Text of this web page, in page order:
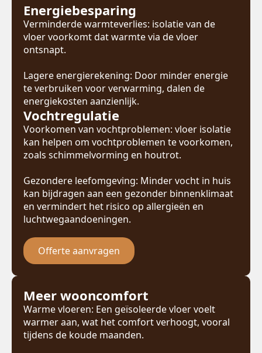
Energiebesparing
Verminderde warmteverlies: isolatie van de
vloer voorkomt dat warmte via de vloer
ontsnapt.
Lagere energierekening: Door minder energie
te verbruiken voor verwarming, dalen de
energiekosten aanzienlijk.
Vochtregulatie
Voorkomen van vochtproblemen: vloer isolatie
kan helpen om vochtproblemen te voorkomen,
zoals schimmelvorming en houtrot.
Gezondere leefomgeving: Minder vocht in huis
kan bijdragen aan een gezonder binnenklimaat
en vermindert het risico op allergieën en
luchtwegaandoeningen.
Offerte aanvragen
Meer wooncomfort
Warme vloeren: Een geïsoleerde vloer voelt
warmer aan, wat het comfort verhoogt, vooral
tijdens de koude maanden.